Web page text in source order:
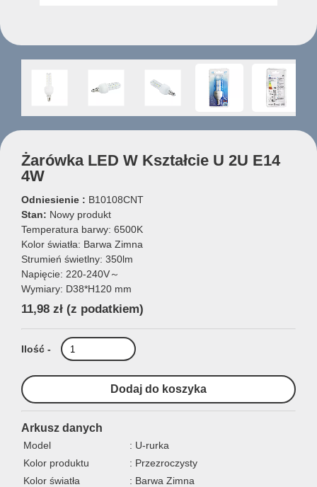
Żarówka LED W Kształcie U 2U E14
4W
Odniesienie : B10108CNT
Stan: Nowy produkt
Temperatura barwy: 6500K
Kolor światła: Barwa Zimna
Strumień świetlny: 350lm
Napięcie: 220-240V～
Wymiary: D38*H120 mm
11,98 zł (z podatkiem)
Ilość -
Arkusz danych
Model
: U-rurka
Kolor produktu
: Przezroczysty
Kolor światła
: Barwa Zimna